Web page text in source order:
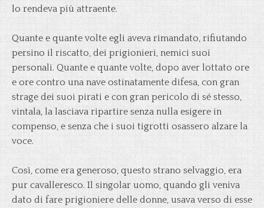
lo rendeva più attraente.
Quante e quante volte egli aveva rimandato, rifiutando
persino il riscatto, dei prigionieri, nemici suoi
personali. Quante e quante volte, dopo aver lottato ore
e ore contro una nave ostinatamente difesa, con gran
strage dei suoi pirati e con gran pericolo di sé stesso,
vintala, la lasciava ripartire senza nulla esigere in
compenso, e senza che i suoi tigrotti osassero alzare la
voce.
Così, come era generoso, questo strano selvaggio, era
pur cavalleresco. Il singolar uomo, quando gli veniva
dato di fare prigioniere delle donne, usava verso di esse